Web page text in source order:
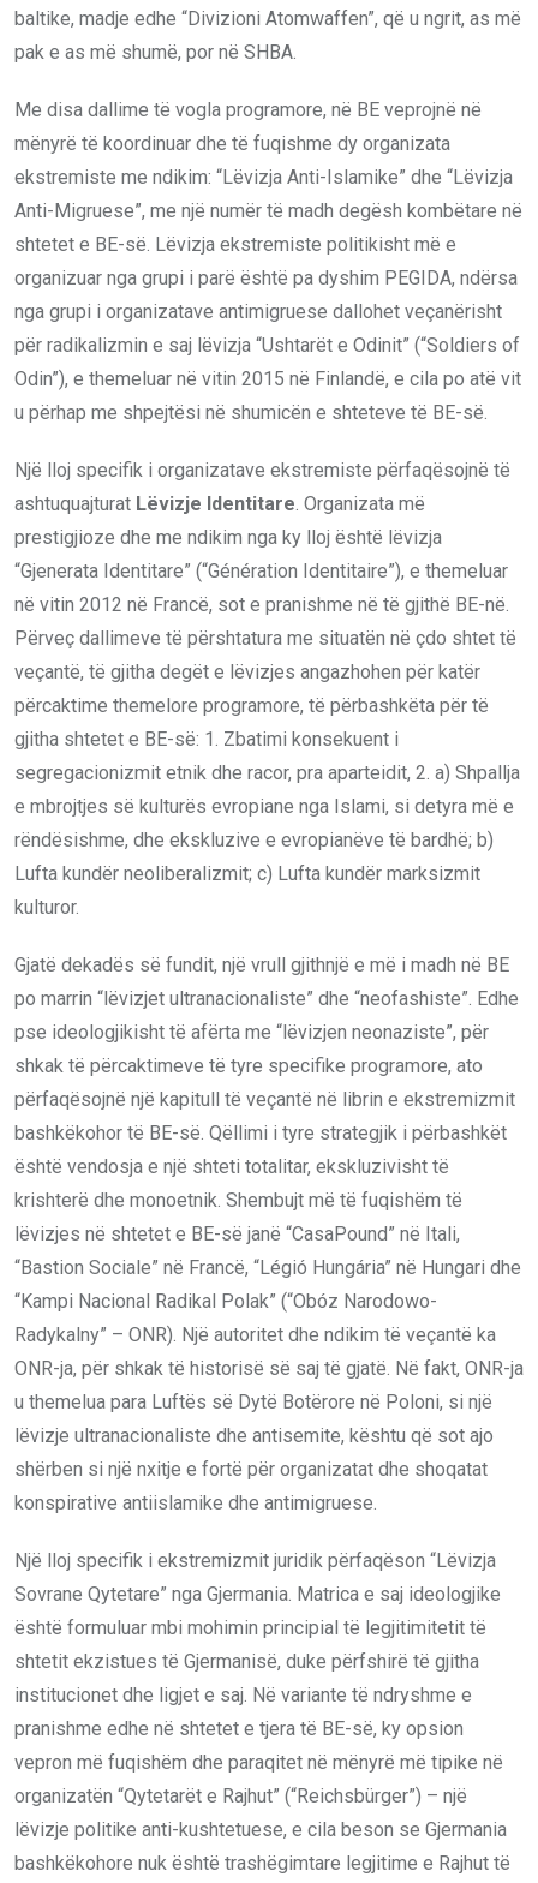
baltike, madje edhe “Divizioni Atomwaffen”, që u ngrit, as më
pak e as më shumë, por në SHBA.
Me disa dallime të vogla programore, në BE veprojnë në
mënyrë të koordinuar dhe të fuqishme dy organizata
ekstremiste me ndikim: “Lëvizja Anti-Islamike” dhe “Lëvizja
Anti-Migruese”, me një numër të madh degësh kombëtare në
shtetet e BE-së. Lëvizja ekstremiste politikisht më e
organizuar nga grupi i parë është pa dyshim PEGIDA, ndërsa
nga grupi i organizatave antimigruese dallohet veçanërisht
për radikalizmin e saj lëvizja “Ushtarët e Odinit” (“Soldiers of
Odin”), e themeluar në vitin 2015 në Finlandë, e cila po atë vit
u përhap me shpejtësi në shumicën e shteteve të BE-së.
Një lloj specifik i organizatave ekstremiste përfaqësojnë të
ashtuquajturat Lëvizje Identitare . Organizata më
prestigjioze dhe me ndikim nga ky lloj është lëvizja
“Gjenerata Identitare” (“Génération Identitaire”), e themeluar
në vitin 2012 në Francë, sot e pranishme në të gjithë BE-në.
Përveç dallimeve të përshtatura me situatën në çdo shtet të
veçantë, të gjitha degët e lëvizjes angazhohen për katër
përcaktime themelore programore, të përbashkëta për të
gjitha shtetet e BE-së: 1. Zbatimi konsekuent i
segregacionizmit etnik dhe racor, pra aparteidit, 2. a) Shpallja
e mbrojtjes së kulturës evropiane nga Islami, si detyra më e
rëndësishme, dhe ekskluzive e evropianëve të bardhë; b)
Lufta kundër neoliberalizmit; c) Lufta kundër marksizmit
kulturor.
Gjatë dekadës së fundit, një vrull gjithnjë e më i madh në BE
po marrin “lëvizjet ultranacionaliste” dhe “neofashiste”. Edhe
pse ideologjikisht të afërta me “lëvizjen neonaziste”, për
shkak të përcaktimeve të tyre specifike programore, ato
përfaqësojnë një kapitull të veçantë në librin e ekstremizmit
bashkëkohor të BE-së. Qëllimi i tyre strategjik i përbashkët
është vendosja e një shteti totalitar, ekskluzivisht të
krishterë dhe monoetnik. Shembujt më të fuqishëm të
lëvizjes në shtetet e BE-së janë “CasaPound” në Itali,
“Bastion Sociale” në Francë, “Légió Hungária” në Hungari dhe
“Kampi Nacional Radikal Polak” (“Obóz Narodowo-
Radykalny” – ONR). Një autoritet dhe ndikim të veçantë ka
ONR-ja, për shkak të historisë së saj të gjatë. Në fakt, ONR-ja
u themelua para Luftës së Dytë Botërore në Poloni, si një
lëvizje ultranacionaliste dhe antisemite, kështu që sot ajo
shërben si një nxitje e fortë për organizatat dhe shoqatat
konspirative antiislamike dhe antimigruese.
Një lloj specifik i ekstremizmit juridik përfaqëson “Lëvizja
Sovrane Qytetare” nga Gjermania. Matrica e saj ideologjike
është formuluar mbi mohimin principial të legjitimitetit të
shtetit ekzistues të Gjermanisë, duke përfshirë të gjitha
institucionet dhe ligjet e saj. Në variante të ndryshme e
pranishme edhe në shtetet e tjera të BE-së, ky opsion
vepron më fuqishëm dhe paraqitet në mënyrë më tipike në
organizatën “Qytetarët e Rajhut” (“Reichsbürger”) – një
lëvizje politike anti-kushtetuese, e cila beson se Gjermania
bashkëkohore nuk është trashëgimtare legjitime e Rajhut të